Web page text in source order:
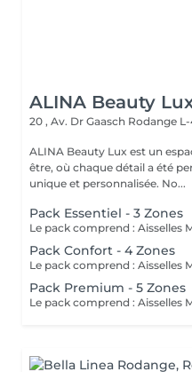
ALINA Beauty
20 , Av. Dr Gaasch Rodange L-
ALINA Beauty Lux est un
être, où chaque détail a été
unique et personnalisée. No...
Pack Essentiel - 3 Zones
Pack Confort - 4 Zones
Pack Premium - 5 Zones